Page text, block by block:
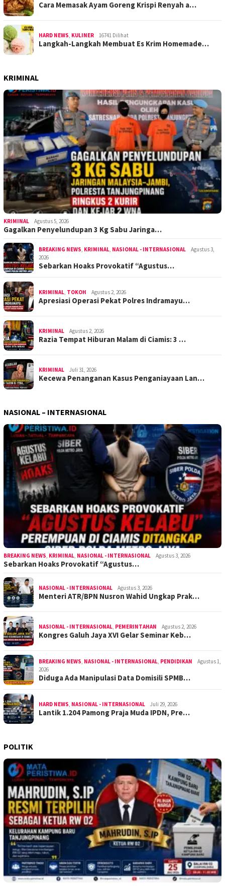
Cara Memasak Ayam Goreng Krispi Renyah a…
HARD NEWS, KULINER 16741 Dilihat
Langkah-Langkah Membuat Es Krim Homemade…
KRIMINAL
KRIMINAL Agustus 5, 2026
Gagalkan Penyelundupan 3 Kg Sabu Jaringa…
BREAKING NEWS, KRIMINAL, NASIONAL - INTERNASIONAL
Agustus 3,
2026
Sebarkan Hoaks Provokatif “Agustus…
KRIMINAL, TOKOH Agustus 2, 2026
Apresiasi Operasi Pekat Polres Indramayu…
KRIMINAL Agustus 2, 2026
Razia Tempat Hiburan Malam di Ciamis: 3 …
KRIMINAL Juli 31, 2026
Kecewa Penanganan Kasus Penganiayaan Lan…
NASIONAL – INTERNASIONAL
BREAKING NEWS, KRIMINAL, NASIONAL - INTERNASIONAL Agustus 3, 2026
Sebarkan Hoaks Provokatif “Agustus…
NASIONAL - INTERNASIONAL Agustus 3, 2026
Menteri ATR/BPN Nusron Wahid Ungkap Prak…
NASIONAL - INTERNASIONAL, PEMERINTAHAN Agustus 2, 2026
Kongres Galuh Jaya XVI Gelar Seminar Keb…
BREAKING NEWS, NASIONAL - INTERNASIONAL, PENDIDIKAN
Agustus 1,
2026
Diduga Ada Manipulasi Data Domisili SPMB…
HARD NEWS, NASIONAL - INTERNASIONAL Juli 29, 2026
Lantik 1.204 Pamong Praja Muda IPDN, Pre…
POLITIK